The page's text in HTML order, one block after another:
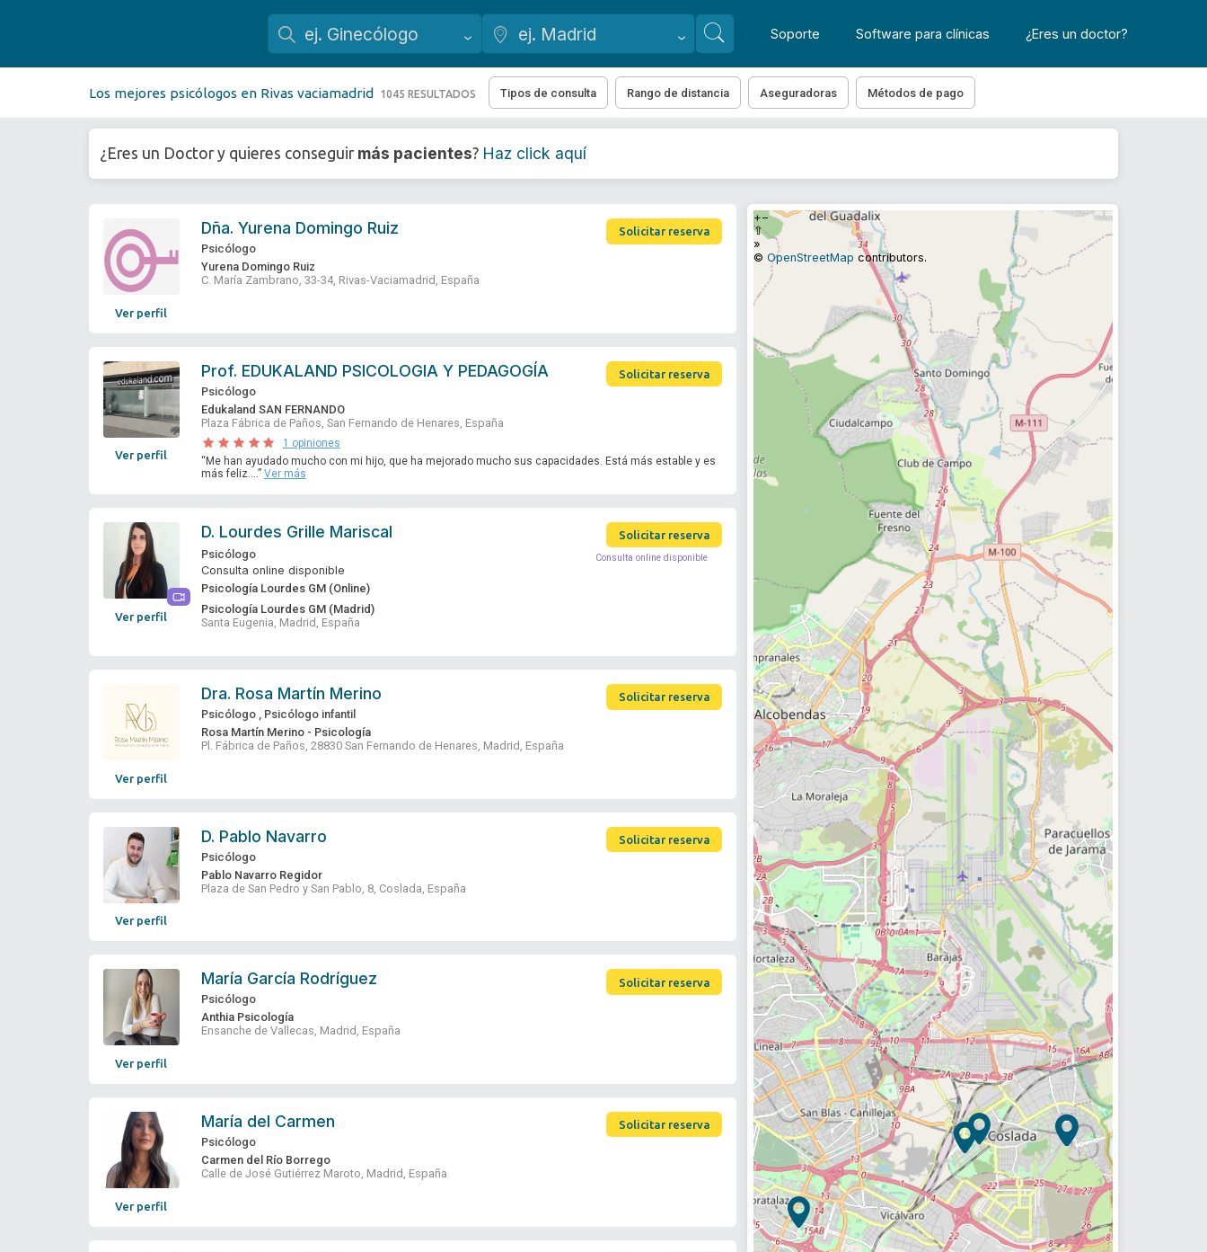
Soporte Software para clínicas ¿Eres un doctor?
Los mejores psicólogos en Rivas vaciamadrid 1045 RESULTADOS Tipos de consulta Rango de distancia Aseguradoras Métodos de pago
¿Eres un Doctor y quieres conseguir más pacientes? Haz click aquí
Ver perfil
Dña. Yurena Domingo Ruiz Solicitar reserva
Psicólogo
Yurena Domingo Ruiz
C. María Zambrano, 33-34, Rivas-Vaciamadrid, España
Ver perfil
Prof. EDUKALAND PSICOLOGIA Y PEDAGOGÍA Solicitar reserva
Psicólogo
Edukaland SAN FERNANDO
Plaza Fábrica de Paños, San Fernando de Henares, España
1 opiniones
“Me han ayudado mucho con mi hijo, que ha mejorado mucho sus capacidades. Está más estable y es
más feliz....” Ver más
Ver perfil
D. Lourdes Grille Mariscal Solicitar reserva
Psicólogo Consulta online disponible
Consulta online disponible
Psicología Lourdes GM (Online)
Psicología Lourdes GM (Madrid)
Santa Eugenia, Madrid, España
Ver perfil
Dra. Rosa Martín Merino Solicitar reserva
Psicólogo
Psicólogo infantil
Rosa Martín Merino - Psicología
Pl. Fábrica de Paños, 28830 San Fernando de Henares, Madrid, España
Ver perfil
D. Pablo Navarro Solicitar reserva
Psicólogo
Pablo Navarro Regidor
Plaza de San Pedro y San Pablo, 8, Coslada, España
Ver perfil
María García Rodríguez Solicitar reserva
Psicólogo
Anthia Psicología
Ensanche de Vallecas, Madrid, España
Ver perfil
María del Carmen Solicitar reserva
Psicólogo
Carmen del Río Borrego
Calle de José Gutiérrez Maroto, Madrid, España
+−
⇧
»
© OpenStreetMap contributors.